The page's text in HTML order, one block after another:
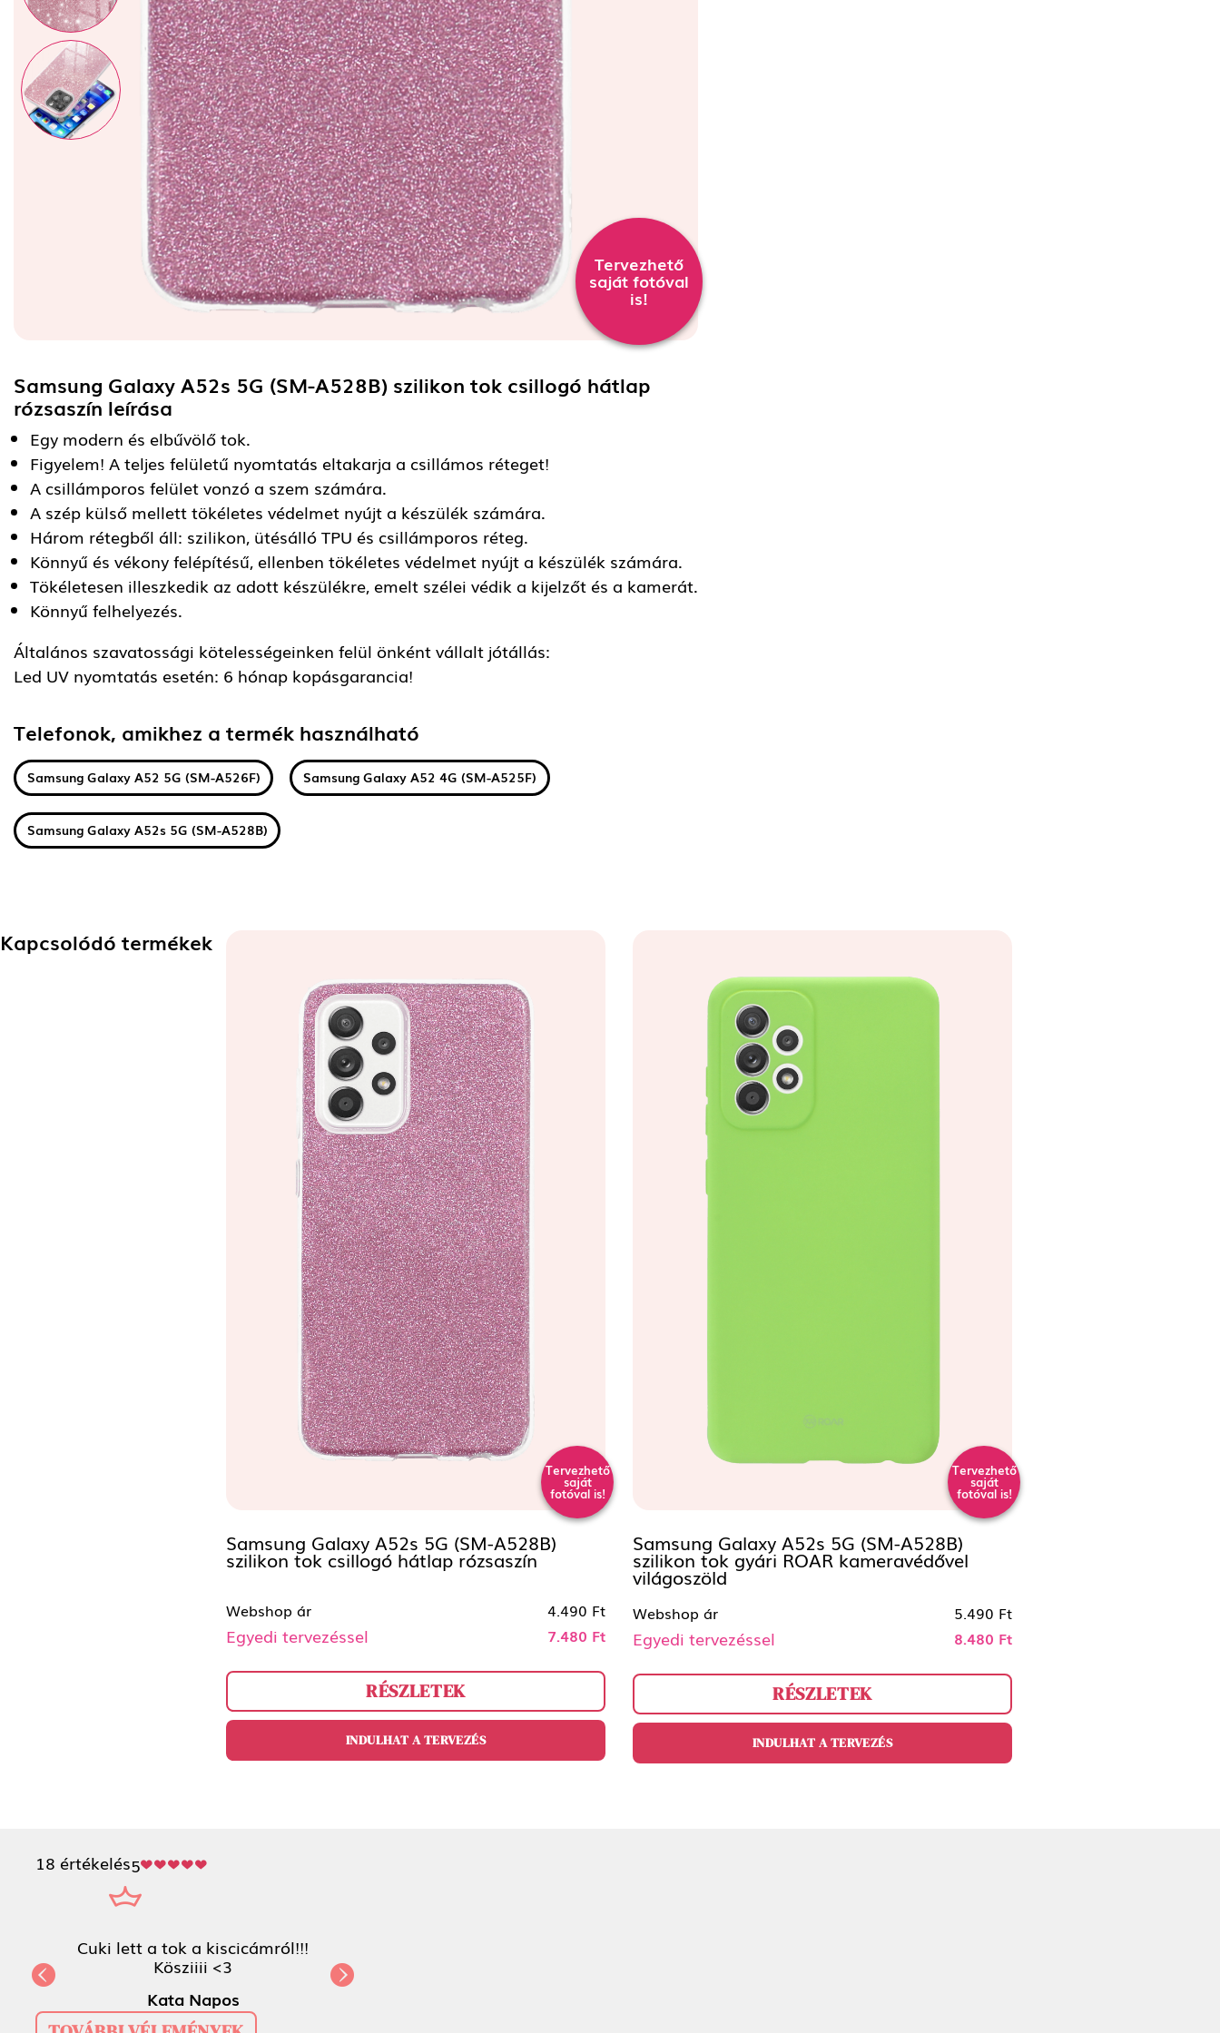
Tervezhető
saját fotóval
is!
Samsung Galaxy A52s 5G (SM-A528B) szilikon tok csillogó hátlap
rózsaszín leírása
Egy modern és elbűvölő tok.
Figyelem! A teljes felületű nyomtatás eltakarja a csillámos réteget!
A csillámporos felület vonzó a szem számára.
A szép külső mellett tökéletes védelmet nyújt a készülék számára.
Három rétegből áll: szilikon, ütésálló TPU és csillámporos réteg.
Könnyű és vékony felépítésű, ellenben tökéletes védelmet nyújt a készülék számára.
Tökéletesen illeszkedik az adott készülékre, emelt szélei védik a kijelzőt és a kamerát.
Könnyű felhelyezés.
Általános szavatossági kötelességeinken felül önként vállalt jótállás:
Led UV nyomtatás esetén: 6 hónap kopásgarancia!
Telefonok, amikhez a termék használható
Samsung Galaxy A52 5G (SM-A526F) Samsung Galaxy A52 4G (SM-A525F)
Samsung Galaxy A52s 5G (SM-A528B)
Kapcsolódó termékek
Tervezhető
saját
fotóval is!
Samsung Galaxy A52s 5G (SM-A528B)
szilikon tok csillogó hátlap rózsaszín
Webshop ár 4.490 Ft
Egyedi tervezéssel 7.480 Ft
RÉSZLETEK
INDULHAT A TERVEZÉS
Tervezhető
saját
fotóval is!
Samsung Galaxy A52s 5G (SM-A528B)
szilikon tok gyári ROAR kameravédővel
világoszöld
Webshop ár 5.490 Ft
Egyedi tervezéssel 8.480 Ft
RÉSZLETEK
INDULHAT A TERVEZÉS
18 értékelés5
Cuki lett a tok a kiscicámról!!! Kösziiii <3
Kata Napos
Previous
TOVÁBBI VÉLEMÉNYEK